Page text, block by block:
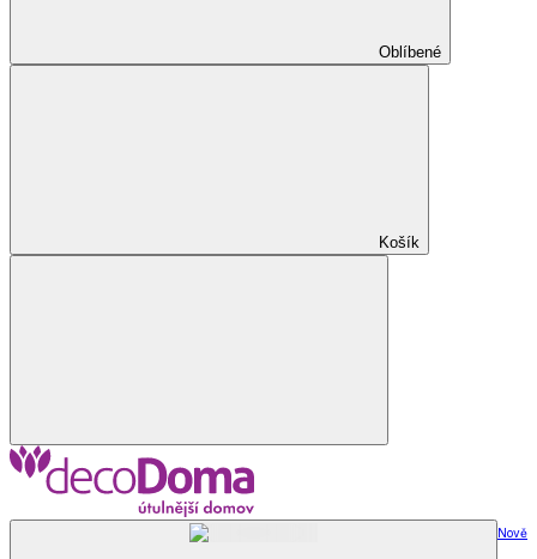
Oblíbené
Košík
Nově